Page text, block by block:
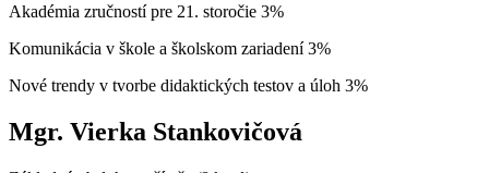
Akadémia zručností pre 21. storočie 3%
Komunikácia v škole a školskom zariadení 3%
Nové trendy v tvorbe didaktických testov a úloh 3%
Mgr. Vierka Stankovičová